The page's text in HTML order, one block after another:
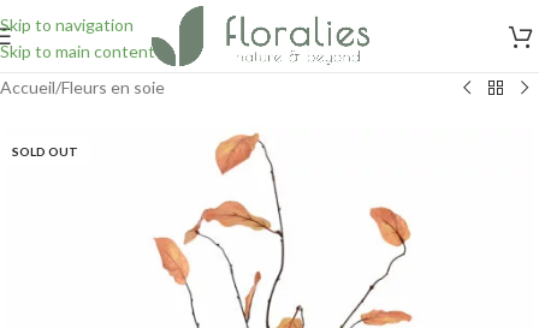
Skip to navigation
Skip to main content
Accueil/Fleurs en soie
SOLD OUT